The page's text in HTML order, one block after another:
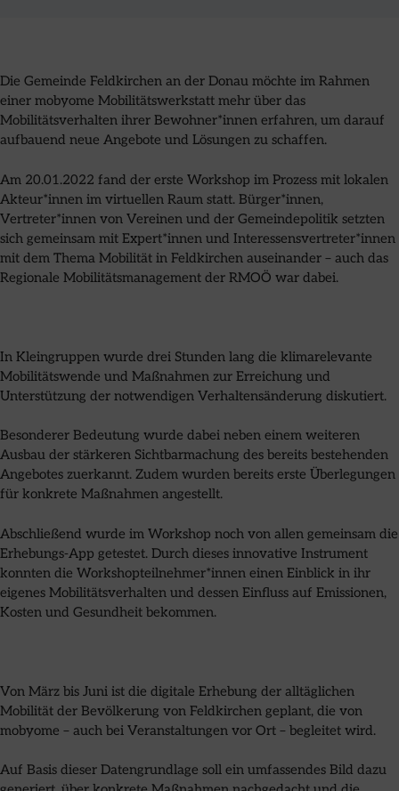
Die Gemeinde Feldkirchen an der Donau möchte im Rahmen
einer mobyome Mobilitätswerkstatt mehr über das
Mobilitätsverhalten ihrer Bewohner*innen erfahren, um darauf
aufbauend neue Angebote und Lösungen zu schaffen.
Am 20.01.2022 fand der erste Workshop im Prozess mit lokalen
Akteur*innen im virtuellen Raum statt. Bürger*innen,
Vertreter*innen von Vereinen und der Gemeindepolitik setzten
sich gemeinsam mit Expert*innen und Interessensvertreter*innen
mit dem Thema Mobilität in Feldkirchen auseinander – auch das
Regionale Mobilitätsmanagement der RMOÖ war dabei.
In Kleingruppen wurde drei Stunden lang die klimarelevante
Mobilitätswende und Maßnahmen zur Erreichung und
Unterstützung der notwendigen Verhaltensänderung diskutiert.
Besonderer Bedeutung wurde dabei neben einem weiteren
Ausbau der stärkeren Sichtbarmachung des bereits bestehenden
Angebotes zuerkannt. Zudem wurden bereits erste Überlegungen
für konkrete Maßnahmen angestellt.
Abschließend wurde im Workshop noch von allen gemeinsam die
Erhebungs-App getestet. Durch dieses innovative Instrument
konnten die Workshopteilnehmer*innen einen Einblick in ihr
eigenes Mobilitätsverhalten und dessen Einfluss auf Emissionen,
Kosten und Gesundheit bekommen.
Von März bis Juni ist die digitale Erhebung der alltäglichen
Mobilität der Bevölkerung von Feldkirchen geplant, die von
mobyome – auch bei Veranstaltungen vor Ort – begleitet wird.
Auf Basis dieser Datengrundlage soll ein umfassendes Bild dazu